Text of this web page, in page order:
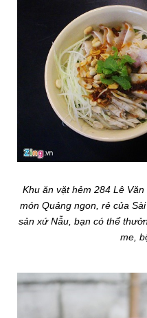
Khu ăn vặt hẻm 284 Lê
món Quảng ngon, rẻ của
sản xứ Nẫu, bạn có thể
me,